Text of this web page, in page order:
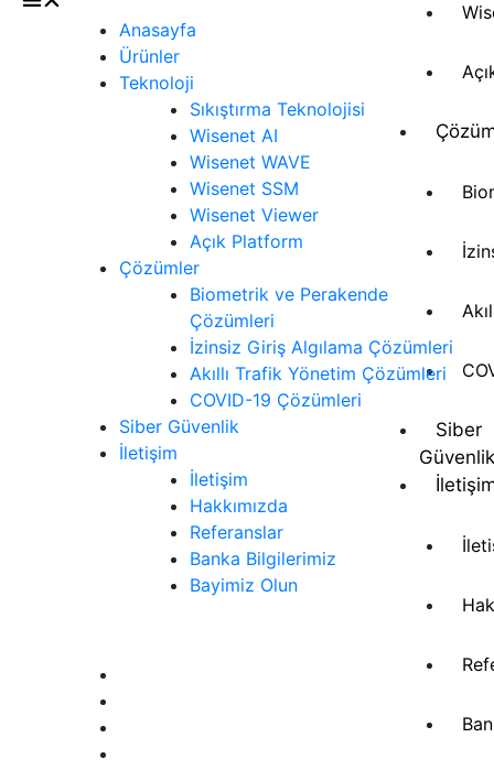
Siber
Anasayfa
Ürünler
Teknoloji
Sıkıştırma Teknolojisi
Wisenet AI
Wisenet WAVE
Wisenet SSM
Wisenet Viewer
Açık Platform
Çözümler
Biometrik ve Perakende
Çözümleri
İzinsiz Giriş Algılama Çözümleri
Akıllı Trafik Yönetim Çözümleri
COVID-19 Çözümleri
Siber Güvenlik
İletişim
İletişim
Hakkımızda
Referanslar
Banka Bilgilerimiz
Bayimiz Olun